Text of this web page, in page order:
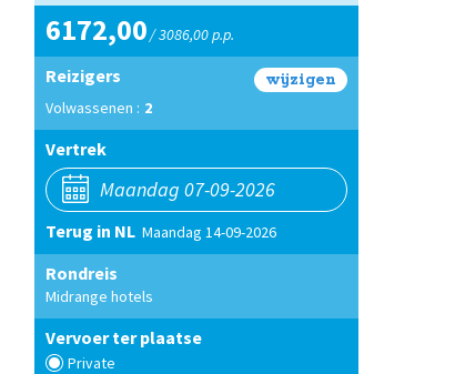
6172,00/ 3086,00 p.p.
Reizigers
Volwassenen : 2
wijzigen
Vertrek
Terug in NL Maandag 14-09-2026
Rondreis
Midrange hotels
Vervoer ter plaatse
Private